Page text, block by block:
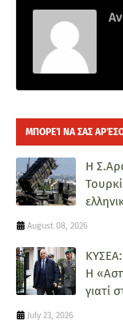
ΜΠΟΡΕΊ ΝΑ ΣΑΣ
Η
August 08, 2026
Η
γιατί
July 23, 2026